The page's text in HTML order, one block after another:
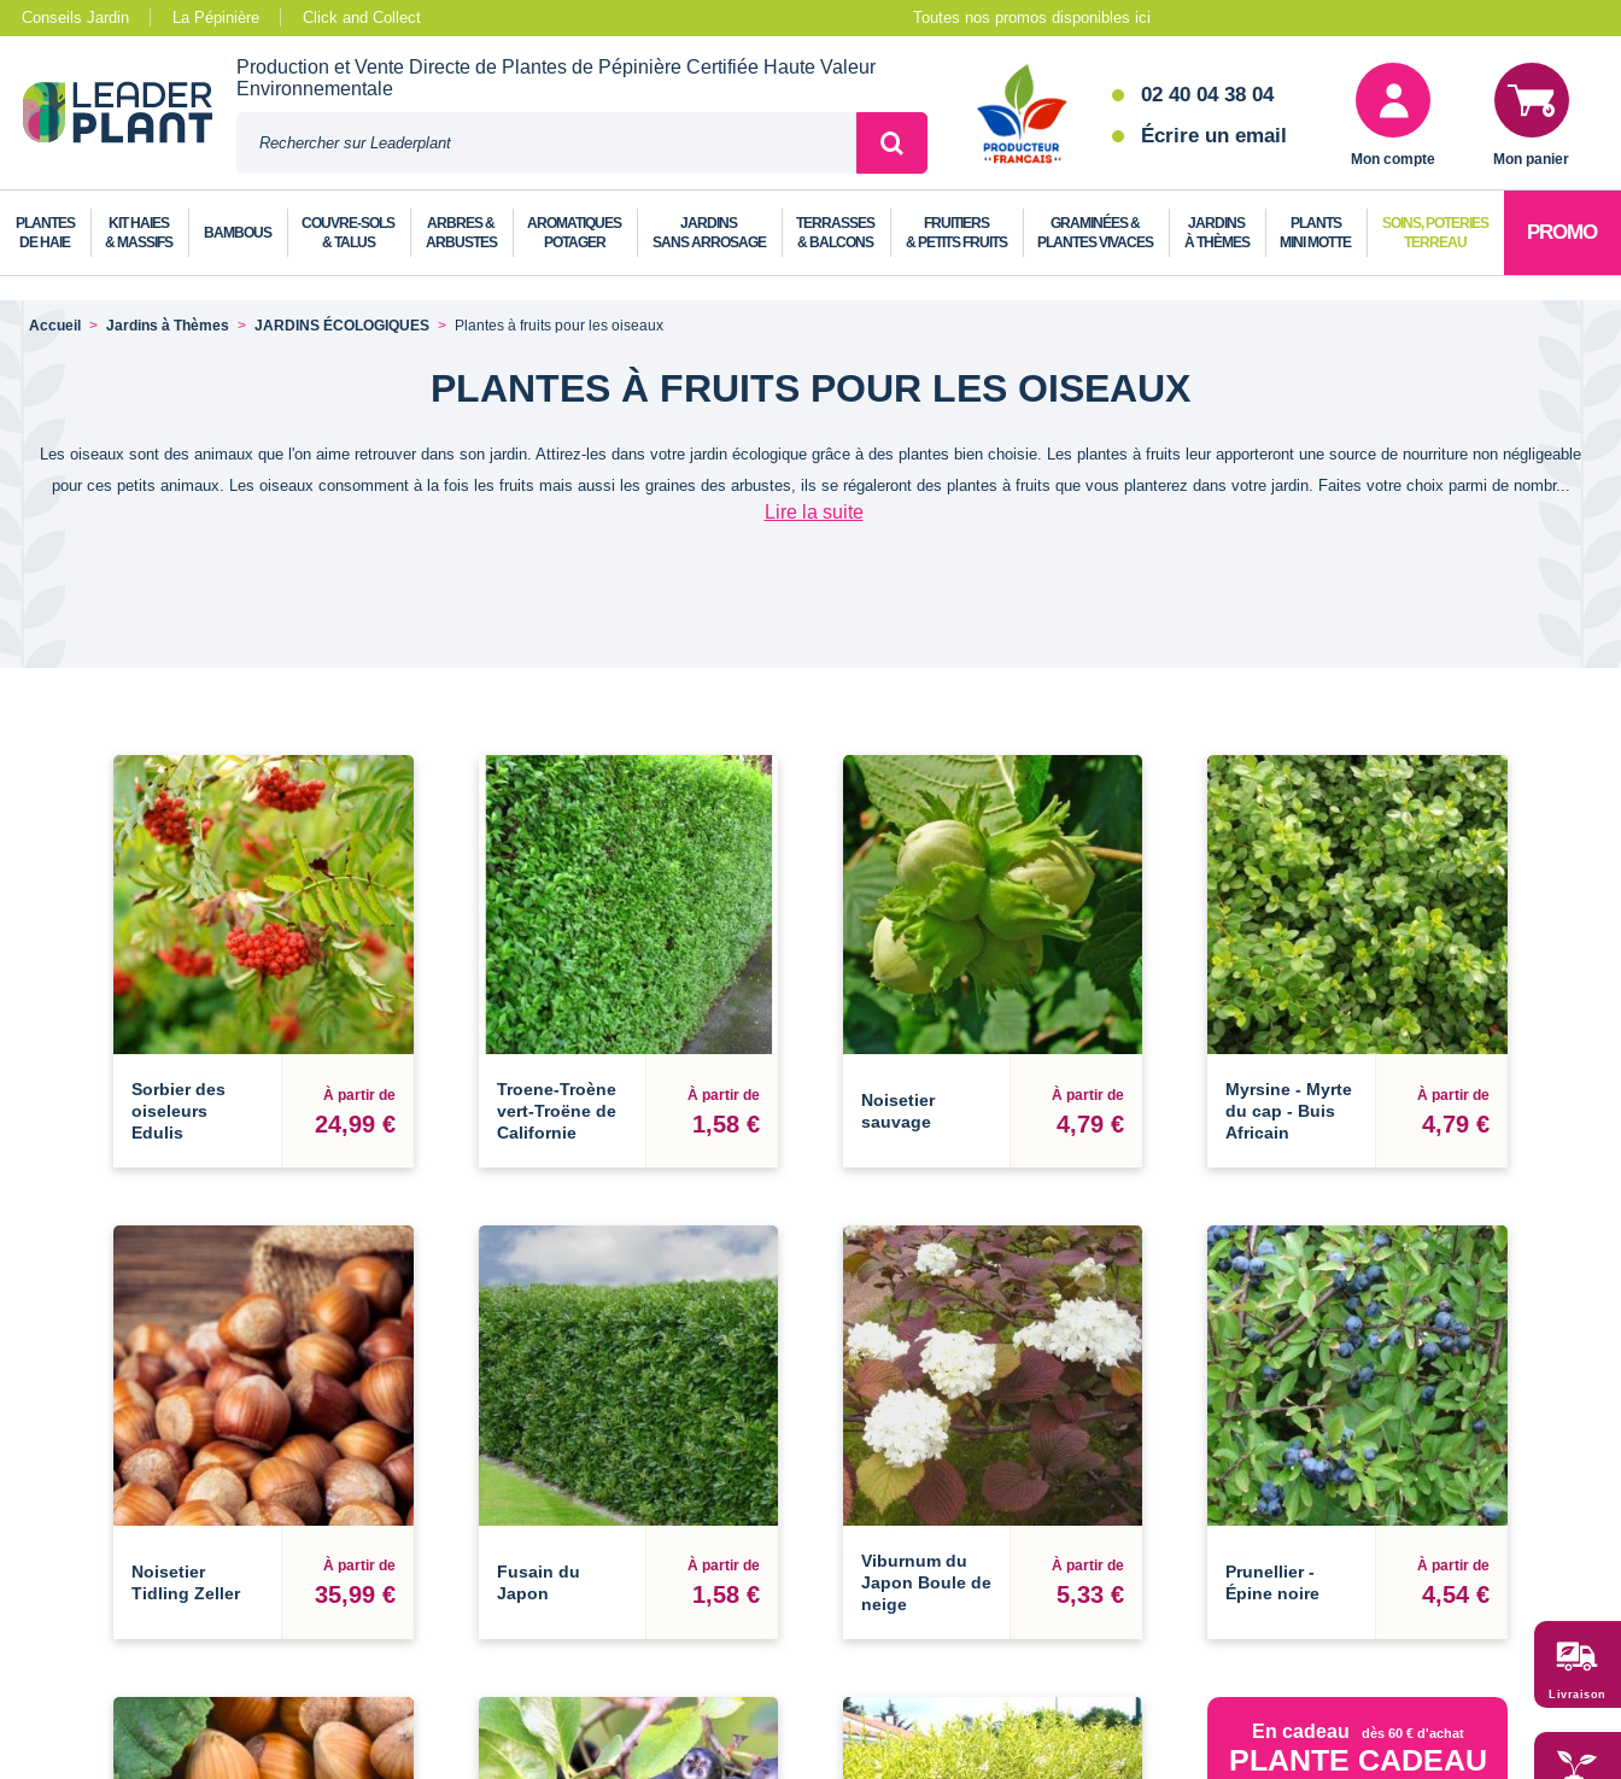
Conseils Jardin La Pépinière Click and Collect Toutes nos promos disponibles ici
Production et Vente Directe de Plantes de Pépinière Certifiée Haute Valeur
Environnementale
02 40 04 38 04
Écrire un email
Mon compte Mon panier
PLANTES
DE HAIE
KIT HAIES
& MASSIFS
BAMBOUS
COUVRE-SOLS
& TALUS
ARBRES &
ARBUSTES
AROMATIQUES
POTAGER
JARDINS
SANS ARROSAGE
TERRASSES
& BALCONS
FRUITIERS
& PETITS FRUITS
GRAMINÉES &
PLANTES VIVACES
JARDINS
À THÈMES
PLANTS
MINI MOTTE
SOINS, POTERIES
TERREAU
PROMO
Accueil Jardins à Thèmes JARDINS ÉCOLOGIQUES Plantes à fruits pour les oiseaux
PLANTES À FRUITS POUR LES OISEAUX
Les oiseaux sont des animaux que l'on aime retrouver dans son jardin. Attirez-les dans votre jardin écologique grâce à des plantes bien choisie. Les plantes à fruits leur apporteront une source de nourriture non négligeable
pour ces petits animaux. Les oiseaux consomment à la fois les fruits mais aussi les graines des arbustes, ils se régaleront des plantes à fruits que vous planterez dans votre jardin. Faites votre choix parmi de nombr...
Lire la suite
Sorbier des
oiseleurs
Edulis
À partir de
24,99 €
Troene-Troène
vert-Troëne de
Californie
À partir de
1,58 €
Noisetier
sauvage
À partir de
4,79 €
Myrsine - Myrte
du cap - Buis
Africain
À partir de
4,79 €
Noisetier
Tidling Zeller
À partir de
35,99 €
Fusain du
Japon
À partir de
1,58 €
Viburnum du
Japon Boule de
neige
À partir de
5,33 €
Prunellier -
Épine noire
À partir de
4,54 €
En cadeau dès 60 € d'achat
PLANTE CADEAU
Livraison